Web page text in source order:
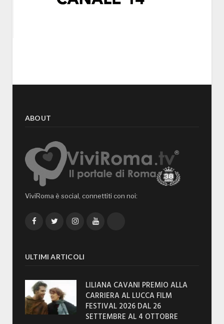
ABOUT
ViviRoma è social, connettiti con noi:
FacebookTwitterInstagramYouTube
ULTIMI ARTICOLI
LILIANA CAVANI PREMIO ALLA
CARRIERA AL LUCCA FILM
FESTIVAL 2026 DAL 26
SETTEMBRE AL 4 OTTOBRE